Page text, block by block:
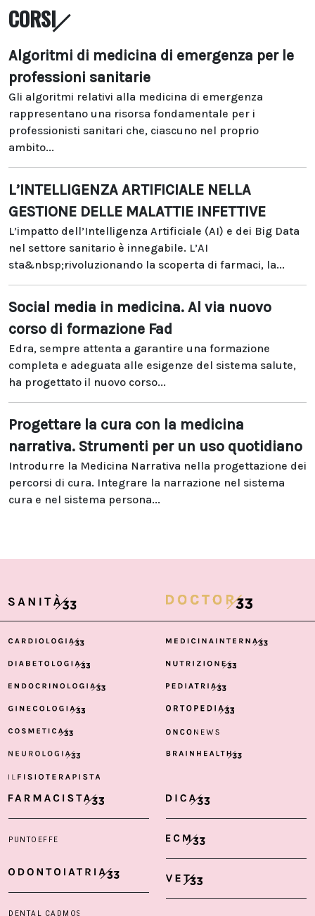
CORSI
Algoritmi di medicina di emergenza per le
professioni sanitarie
Gli algoritmi relativi alla medicina di emergenza
rappresentano una risorsa fondamentale per i
professionisti sanitari che, ciascuno nel proprio
ambito...
L’INTELLIGENZA ARTIFICIALE NELLA
GESTIONE DELLE MALATTIE INFETTIVE
L’impatto dell’Intelligenza Artificiale (AI) e dei Big Data
nel settore sanitario è innegabile. L’AI
sta&nbsp;rivoluzionando la scoperta di farmaci, la...
Social media in medicina. Al via nuovo
corso di formazione Fad
Edra, sempre attenta a garantire una formazione
completa e adeguata alle esigenze del sistema salute,
ha progettato il nuovo corso...
Progettare la cura con la medicina
narrativa. Strumenti per un uso quotidiano
Introdurre la Medicina Narrativa nella progettazione dei
percorsi di cura. Integrare la narrazione nel sistema
cura e nel sistema persona...